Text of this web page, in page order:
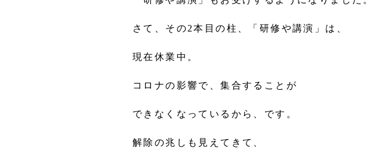
さて、その2本目の柱、「研修や講演」は、
現在休業中。
コロナの影響で、集合することが
できなくなっているから、です。
解除の兆しも見えてきて、